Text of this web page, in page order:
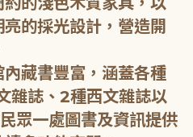
的採光設計，營造開
藏書豐富，涵蓋各種
雜誌、2種西文雜誌以
眾一處圖書及資訊提供